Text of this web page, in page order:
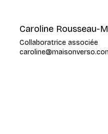
Caroline Rousseau-
Collaboratrice associée